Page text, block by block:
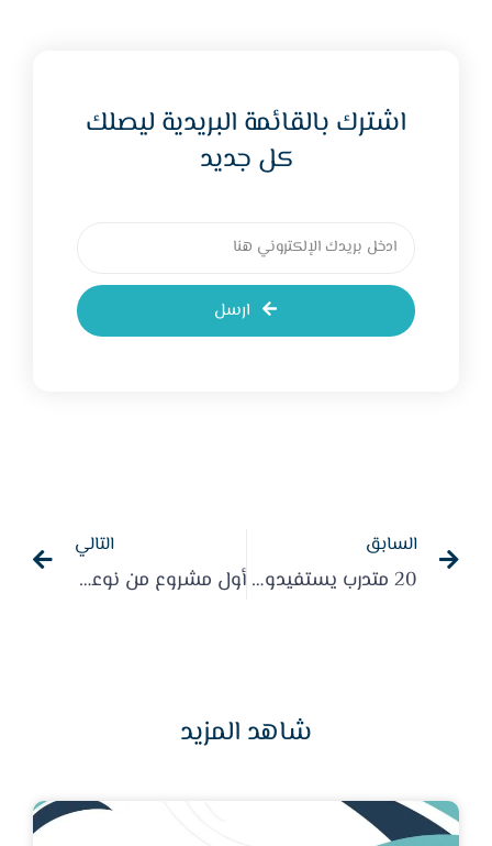
اشترك بالقائمة البريدية ليصلك
كل جديد
ارسل
السابق
20 متدرب يستفيدون من دورة ” إدخال البيانات ومعالجة النصوص “
التالي
أول مشروع من نوعه للتأمين الطبي تنفذه الجمعية للمستفيدين
شاهد المزيد